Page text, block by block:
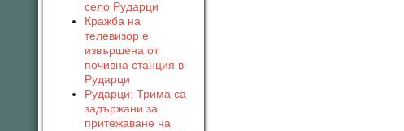
село Рударци
Кражба на
телевизор е
извършена от
почивна станция в
Рударци
Рударци: Трима са
задържани за
притежаване на